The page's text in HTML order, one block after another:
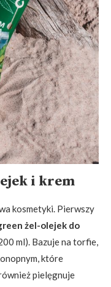
i krem
kosmetyki. Pierwszy
żel-olejek do
ml). Bazuje na torfie,
które
pielęgnuje